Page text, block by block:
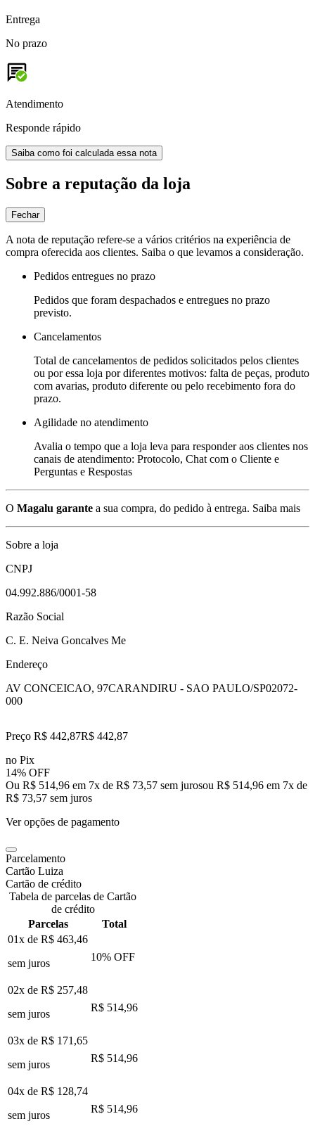
Entrega
No prazo
Atendimento
Responde rápido
Saiba como foi calculada essa nota
Sobre a reputação da loja
Fechar
A nota de reputação refere-se a vários critérios na experiência de
compra oferecida aos clientes. Saiba o que levamos a consideração.
Pedidos entregues no prazo
Pedidos que foram despachados e entregues no prazo
previsto.
Cancelamentos
Total de cancelamentos de pedidos solicitados pelos clientes
ou por essa loja por diferentes motivos: falta de peças, produto
com avarias, produto diferente ou pelo recebimento fora do
prazo.
Agilidade no atendimento
Avalia o tempo que a loja leva para responder aos clientes nos
canais de atendimento: Protocolo, Chat com o Cliente e
Perguntas e Respostas
O Magalu garante a sua compra, do pedido à entrega. Saiba mais
Sobre a loja
CNPJ
04.992.886/0001-58
Razão Social
C. E. Neiva Goncalves Me
Endereço
AV CONCEICAO, 97CARANDIRU - SAO PAULO/SP02072-
000
Preço R$ 442,87R$ 442,87
no Pix
14% OFF
Ou R$ 514,96 em 7x de R$ 73,57 sem jurosou R$ 514,96 em 7x de
R$ 73,57 sem juros
Ver opções de pagamento
Parcelamento
Cartão Luiza
Cartão de crédito
Tabela de parcelas de Cartão
de crédito
Parcelas
Total
01x de R$ 463,46
sem juros
10% OFF
02x de R$ 257,48
sem juros
R$ 514,96
03x de R$ 171,65
sem juros
R$ 514,96
04x de R$ 128,74
sem juros
R$ 514,96